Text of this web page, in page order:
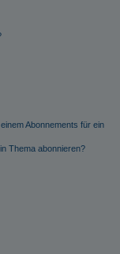
Abonnements für ein
Thema abonnieren?